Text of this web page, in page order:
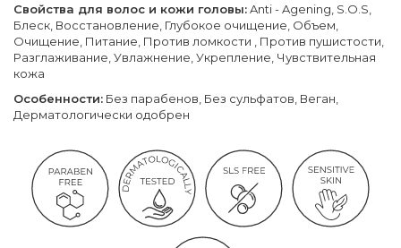
Свойства для волос и кожи головы:Anti - Agening, S.O.S,
Блеск, Восстановление, Глубокое очищение, Объем,
Очищение, Питание, Против ломкости , Против пушистости,
Разглаживание, Увлажнение, Укрепление, Чувствительная
кожа
Особенности: Без парабенов, Без сульфатов, Веган,
Дерматологически одобрен